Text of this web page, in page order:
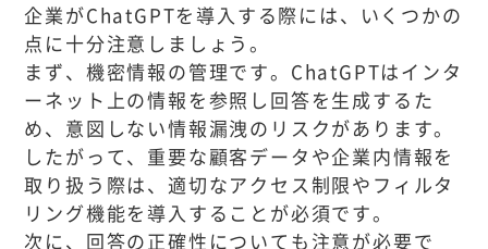
企業がChatGPTを導入する際には、いくつかの
点に十分注意しましょう。
まず、機密情報の管理です。ChatGPTはインタ
ーネット上の情報を参照し回答を生成するた
め、意図しない情報漏洩のリスクがあります。
したがって、重要な顧客データや企業内情報を
取り扱う際は、適切なアクセス制限やフィルタ
リング機能を導入することが必須です。
次に、回答の正確性についても注意が必要で